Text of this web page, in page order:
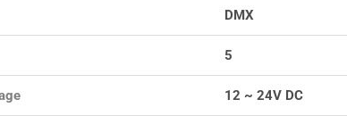
DMX
5
12 ~ 24V DC